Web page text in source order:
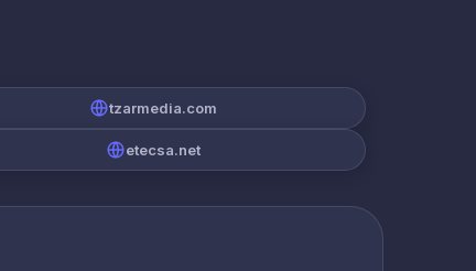
tzarmedia.com
etecsa.net